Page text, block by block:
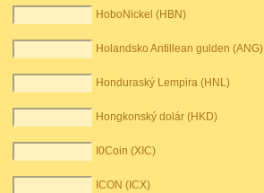
HoboNickel (HBN)
Holandsko Antillean gulden (ANG)
Honduraský Lempira (HNL)
Hongkonský dolár (HKD)
I0Coin (XIC)
ICON (ICX)